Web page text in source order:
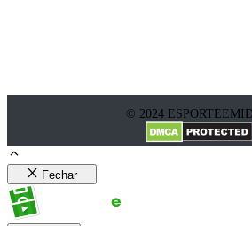
© 2024
Fechar